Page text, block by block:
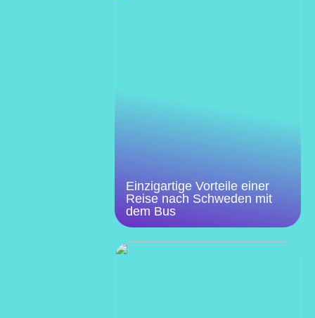
Einzigartige Vorteile einer
Reise nach Schweden mit
dem Bus